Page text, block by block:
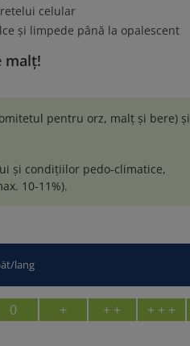
celular
și limpede până la opalescent
malț!
pentru orz, malț și bere) și
și condițiilor pedo-climatice,
10-11%).
lang
0 + + + + + +